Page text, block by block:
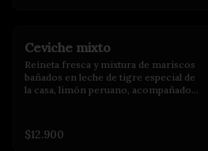
Ceviche mixto
Reineta fresca y mixtura de mariscos
bañados en leche de tigre especial de
la casa, limón peruano, acompañados
$12.900